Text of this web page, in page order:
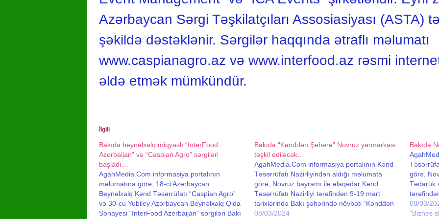
Azərbaycan Sərgi Təşkilatçıları Assosiasiyası (ASTA)
şəkildə dəstəklənir. Sərgilər haqqında ətraflı məlumatı
www.caspianagro.az və www.interfood.az rəsmi
əldə etmək mümkündür.
İlgili
Bakıda beynəlxalq miqyaslı “InterFood
Azerbaijan” və “Caspian Agro” sərgiləri
başladı…
AgahMedia.Com informasiya portalının
məlumatına görə, 18-ci Azərbaycan
Beynəlxalq Kənd Təsərrüfatı “Caspian Agro”
və 30-cu Yubiley Azərbaycan Beynəlxalq Qida
Sənayesi “InterFood Azerbaijan” sərgiləri Bakı
Bakıda “Kənddən Şəhərə” Novruz yarmarkası
təşkil ediləcək…
AgahMedia.Com informasiya portalının Kənd
Təsərrüfatı Nazirliyindən aldığı məlumata
görə, Novruz bayramı ilə əlaqədar Kənd
Təsərrüfatı Nazirliyi tərəfindən 9-19 mart
tarixlərində Bakı şəhərində növbəti “Kənddən
Şəhərə” yarmarkası təşkil olunacaq.
08/03/2024
Bakıda
görə,
Tədarük
Şəhərə”
12 gün
08/03/
"Biznes